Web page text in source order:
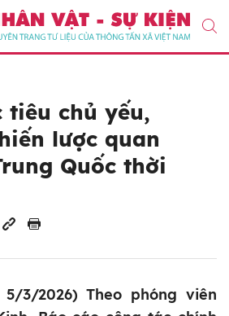
tiêu chủ yếu,
lược quan
Quốc thời
3/2026) Theo phóng viên